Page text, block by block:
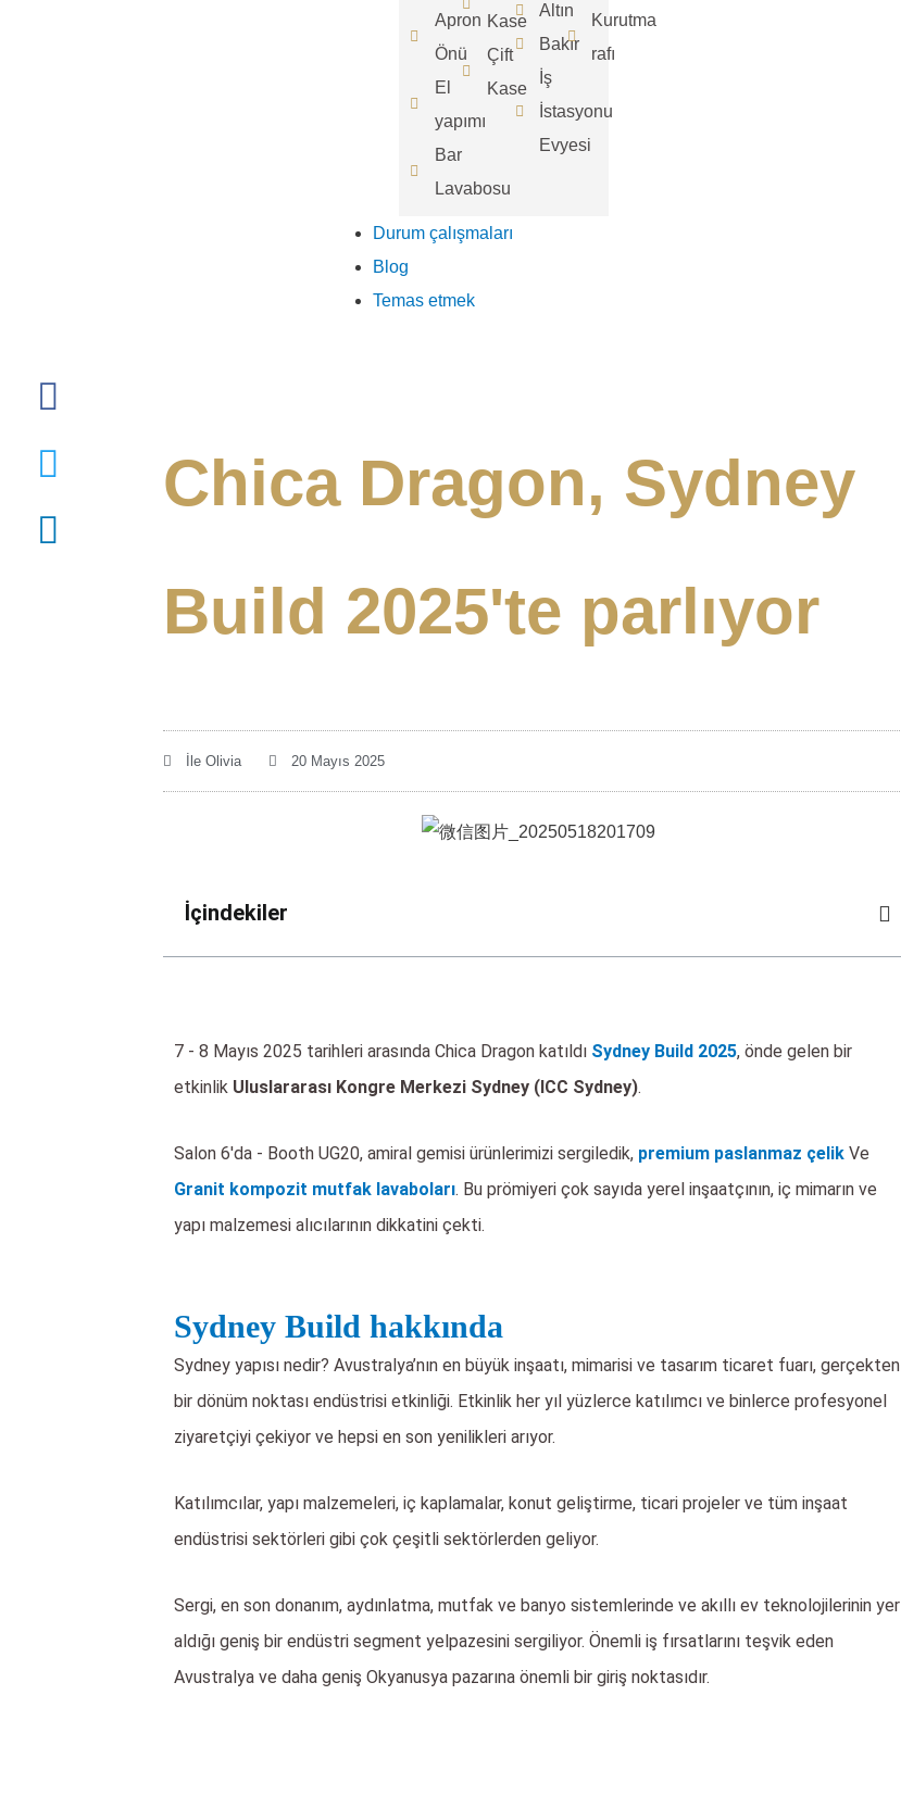
Apron
Önü
El
yapımı
Bar
Lavabosu
Kase
Çift
Kase
Altın
Bakır
İş
İstasyonu
Evyesi
Kurutma
rafı
Durum çalışmaları
Blog
Temas etmek
Chica Dragon, Sydney
Build 2025'te parlıyor
İle Olivia 20 Mayıs 2025
İçindekiler
7 - 8 Mayıs 2025 tarihleri ​​arasında Chica Dragon katıldı Sydney Build 2025, önde gelen bir
etkinlik Uluslararası Kongre Merkezi Sydney (ICC Sydney).
Salon 6'da - Booth UG20, amiral gemisi ürünlerimizi sergiledik, premium paslanmaz çelik Ve
Granit kompozit mutfak lavaboları. Bu prömiyeri çok sayıda yerel inşaatçının, iç mimarın ve
yapı malzemesi alıcılarının dikkatini çekti.
Sydney Build hakkında
Sydney yapısı nedir? Avustralya’nın en büyük inşaatı, mimarisi ve tasarım ticaret fuarı, gerçekten
bir dönüm noktası endüstrisi etkinliği. Etkinlik her yıl yüzlerce katılımcı ve binlerce profesyonel
ziyaretçiyi çekiyor ve hepsi en son yenilikleri arıyor.
Katılımcılar, yapı malzemeleri, iç kaplamalar, konut geliştirme, ticari projeler ve tüm inşaat
endüstrisi sektörleri gibi çok çeşitli sektörlerden geliyor.
Sergi, en son donanım, aydınlatma, mutfak ve banyo sistemlerinde ve akıllı ev teknolojilerinin yer
aldığı geniş bir endüstri segment yelpazesini sergiliyor. Önemli iş fırsatlarını teşvik eden
Avustralya ve daha geniş Okyanusya pazarına önemli bir giriş noktasıdır.